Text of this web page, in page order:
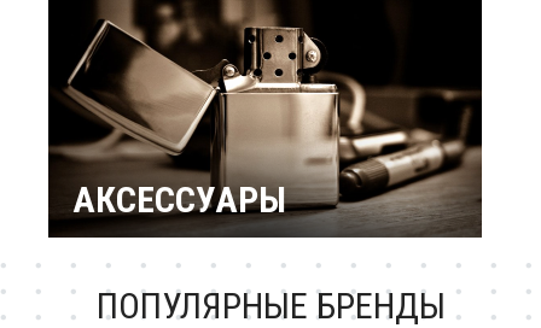
Зодиака
Подарок ребенку
Подарки по
профессиям и
увлечениям
Подарочный
сертификат
АКСЕССУАРЫ
ПОПУЛЯРНЫЕ БРЕНДЫ